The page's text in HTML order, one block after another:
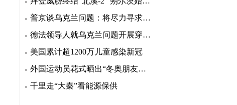
普京谈乌克兰问题：将尽力寻求各方都接受的折中方案
德法领导人就乌克兰问题开展穿梭外交
美国累计超1200万儿童感染新冠
外国运动员花式晒出“冬奥朋友圈”，老有爱了
千里走“大秦”看能源保供